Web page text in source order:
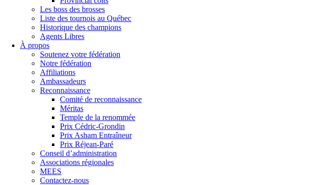
Les boss des brosses
Liste des tournois au Québec
Historique des champions
Agents Libres
À propos
Soutenez votre fédération
Notre fédération
Affiliations
Ambassadeurs
Reconnaissance
Comité de reconnaissance
Méritas
Temple de la renommée
Prix Cédric-Grondin
Prix Asham Entraîneur
Prix Réjean-Paré
Conseil d’administration
Associations régionales
MEES
Contactez-nous